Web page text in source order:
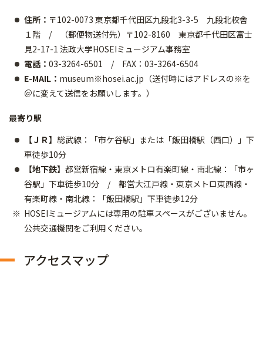
住所： 〒102-0073 東京都千代田区九段北3-3-5 九段北校舎
１階 / （郵便物送付先）〒102-8160 東京都千代田区富士
見2-17-1 法政大学HOSEIミュージアム事務室
電話： 03-3264-6501 / FAX：03-3264-6504
E-MAIL： museum※hosei.ac.jp（送付時にはアドレスの※を
＠に変えて送信をお願いします。）
最寄り駅
【ＪＲ】 総武線：「市ケ谷駅」または「飯田橋駅（西口）」下
車徒歩10分
【地下鉄】 都営新宿線・東京メトロ有楽町線・南北線：「市ヶ
谷駅」下車徒歩10分 / 都営大江戸線・東京メトロ東西線・
有楽町線・南北線：「飯田橋駅」下車徒歩12分
HOSEIミュージアムには専用の駐車スペースがございません。
公共交通機関をご利用ください。
アクセスマップ